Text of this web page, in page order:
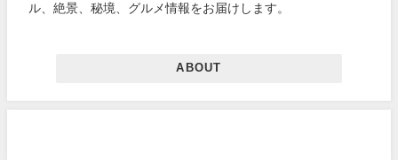
ル、絶景、秘境、グルメ情報をお届けします。
ABOUT